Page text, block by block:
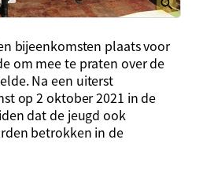
bijeenkomsten plaats voor
om mee te praten over de
Na een uiterst
op 2 oktober 2021 in de
dat de jeugd ook
betrokken in de